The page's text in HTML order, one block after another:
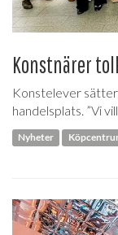
Konstnärer
Konstelever
handelsplats. ”Vi
Nyheter